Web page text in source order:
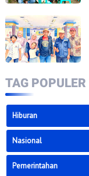
TAG POPULER
Hiburan
Nasional
Pemerintahan